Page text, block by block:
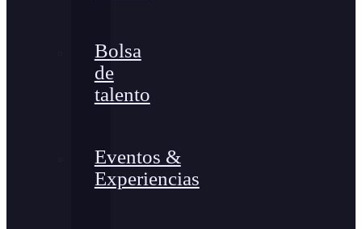
Bolsa
de
talento
Eventos &
Experiencias